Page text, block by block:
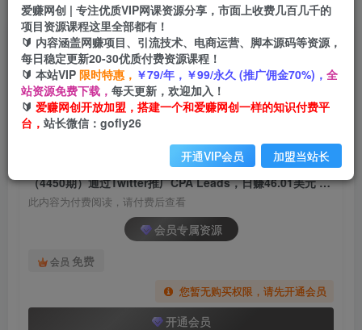
首页 创业课程 会员专属 正文
（4450期）通过Twitter推广CPA Leads，日赚
46.01美元 – 免费的CPA联盟推广模式
爱赚网创
2年前发布
关注 私信
（4450期）通过Twitter推广CPA Leads，日赚46.01美元 – 免费的CPA联盟推广模式
此内容为付费阅读，请付费后查看
会员专属资源
会员 免费
您暂无购买权限，请先开通会员
开通会员
爱赚网创 | 专注优质VIP网课资源分享，市面上收费几百几千的
项目资源课程这里全部都有！
🔰 内容涵盖网赚项目、引流技术、电商运营、脚本源码等资源，
每日稳定更新20-30优质付费资源课程！
🔰 本站VIP 限时特惠， ￥79/年，￥99/永久 (推广佣金70%)， 全
站资源免费下载， 每天更新，欢迎加入！
🔰 爱赚网创开放加盟，搭建一个和爱赚网创一样的知识付费平
台， 站长微信：gofly26
开通VIP会员 加盟当站长